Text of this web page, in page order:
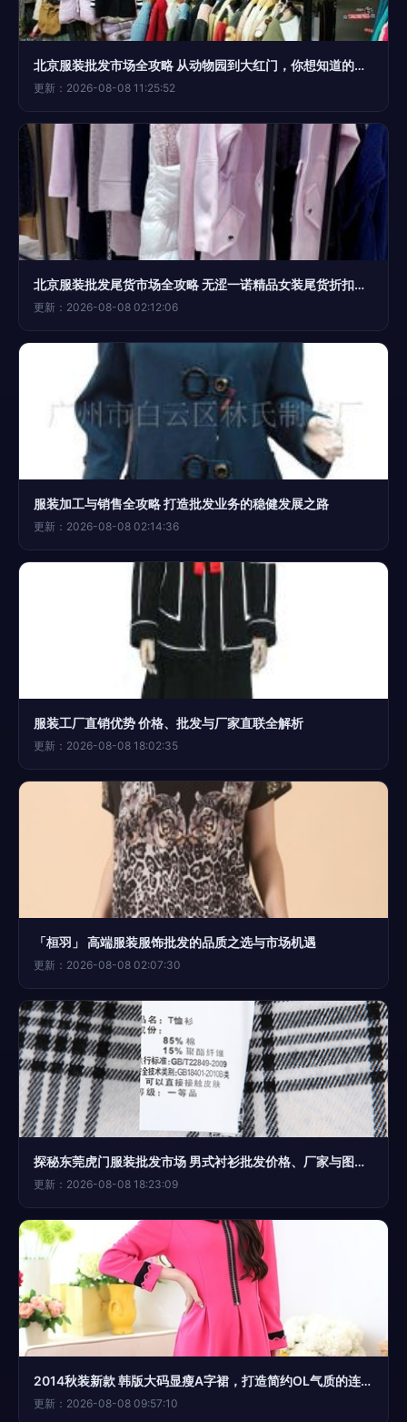
北京服装批发市场全攻略 从动物园到大红门，你想知道的都在这
更新：2026-08-08 11:25:52
北京服装批发尾货市场全攻略 无涩一诺精品女装尾货折扣与浅蓝色外套批发指南
更新：2026-08-08 02:12:06
服装加工与销售全攻略 打造批发业务的稳健发展之路
更新：2026-08-08 02:14:36
服装工厂直销优势 价格、批发与厂家直联全解析
更新：2026-08-08 18:02:35
「桓羽」 高端服装服饰批发的品质之选与市场机遇
更新：2026-08-08 02:07:30
探秘东莞虎门服装批发市场 男式衬衫批发价格、厂家与图片指南
更新：2026-08-08 18:23:09
2014秋装新款 韩版大码显瘦A字裙，打造简约OL气质的连衣裙之选
更新：2026-08-08 09:57:10